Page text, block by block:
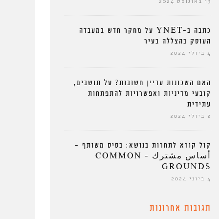
כתבה ב-YNET על מחקר חדש במעבדה
העוסק בהצללה בעיר
4 ביולי 2024
האם השכונות עדיין חשובות? על תושבים,
קובעי מדיניות ואפשרויות להתפתחות
עתידית
2 ביולי 2024
קול קורא לתחרות בנושא: בסיס משותף –
أساس مشترك – COMMON
GROUNDS
4 ביוני 2024
תגובות אחרונות